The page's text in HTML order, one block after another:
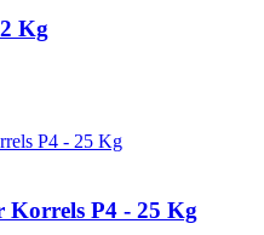
Kg
Korrels P4 - 25 Kg